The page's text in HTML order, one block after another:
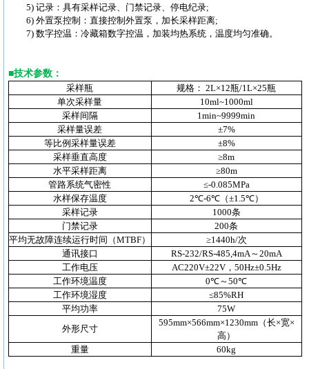
5) 记录：具有采样记录、门禁记录、停电纪录;
6) 外置泵控制：直接控制外置泵，加长采样距离;
7) 数字控温：冷藏箱数字控温，加装均热系统，温度均匀准确。
■技术参数 ：
采样瓶
规格： 2L×12瓶/1L×25瓶
单次采样量
10ml~1000ml
采样间隔
1min~9999min
采样量误差
±7%
等比例采样量误差
±8%
采样垂直高度
≥8m
水平采样距离
≥80m
管路系统气密性
≤-0.085MPa
水样保存温度
2℃-6℃（±1.5℃）
采样记录
1000条
门禁记录
200条
平均无故障连续运行时间（MTBF）
≥1440h/次
通讯接口
RS-232/RS-485,4mA～20mA
工作电压
AC220V±22V，50Hz±0.5Hz
工作环境温度
0℃～50℃
工作环境湿度
≤85%RH
平均功率
75W
外形尺寸
595mm×566mm×1230mm（长×宽×
高）
重量
60kg